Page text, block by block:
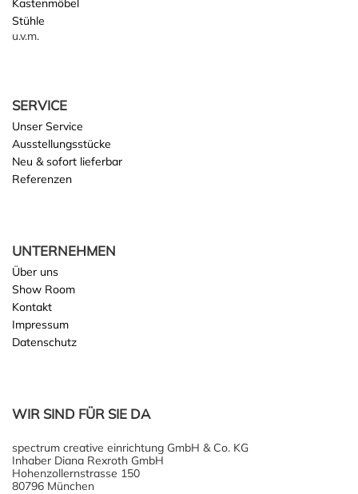
Kastenmöbel
Stühle
u.v.m.
SERVICE
Unser Service
Ausstellungsstücke
Neu & sofort lieferbar
Referenzen
UNTERNEHMEN
Über uns
Show Room
Kontakt
Impressum
Datenschutz
WIR SIND FÜR SIE DA
spectrum creative einrichtung GmbH & Co. KG
Inhaber Diana Rexroth GmbH
Hohenzollernstrasse 150
80796 München